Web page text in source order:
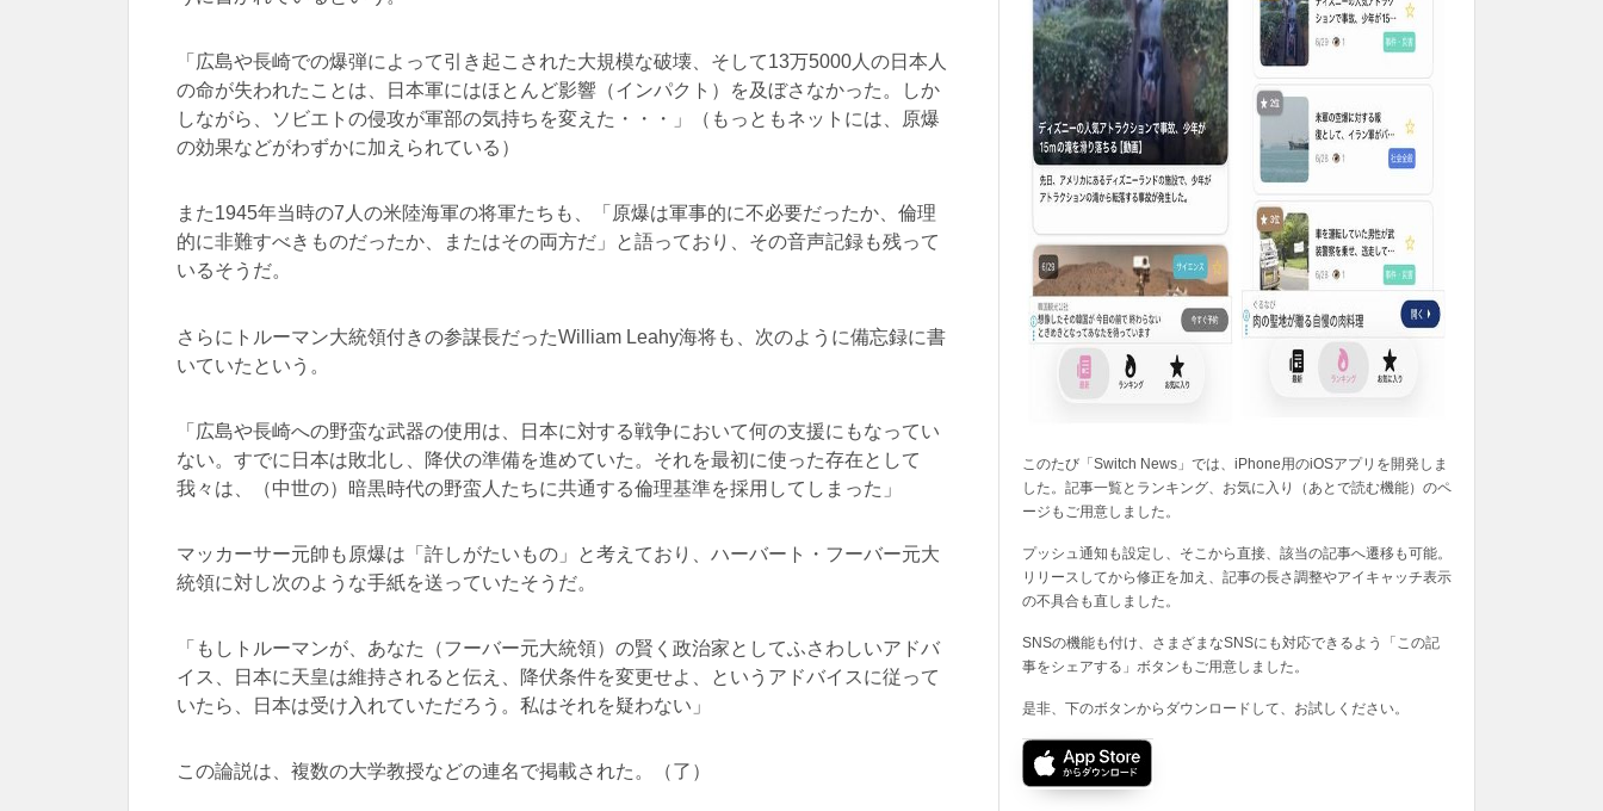
「広島や長崎での爆弾によって引き起こされた大規模な破壊、そして13万5000人の日本人
の命が失われたことは、日本軍にはほとんど影響（インパクト）を及ぼさなかった。しか
しながら、ソビエトの侵攻が軍部の気持ちを変えた・・・」（もっともネットには、原爆
の効果などがわずかに加えられている）
また1945年当時の7人の米陸海軍の将軍たちも、「原爆は軍事的に不必要だったか、倫理
的に非難すべきものだったか、またはその両方だ」と語っており、その音声記録も残って
いるそうだ。
さらにトルーマン大統領付きの参謀長だったWilliam Leahy海将も、次のように備忘録に書
いていたという。
「広島や長崎への野蛮な武器の使用は、日本に対する戦争において何の支援にもなってい
ない。すでに日本は敗北し、降伏の準備を進めていた。それを最初に使った存在として
我々は、（中世の）暗黒時代の野蛮人たちに共通する倫理基準を採用してしまった」
マッカーサー元帥も原爆は「許しがたいもの」と考えており、ハーバート・フーバー元大
統領に対し次のような手紙を送っていたそうだ。
「もしトルーマンが、あなた（フーバー元大統領）の賢く政治家としてふさわしいアドバ
イス、日本に天皇は維持されると伝え、降伏条件を変更せよ、というアドバイスに従って
いたら、日本は受け入れていただろう。私はそれを疑わない」
この論説は、複数の大学教授などの連名で掲載された。（了）
このたび「Switch News」では、iPhone用のiOSアプリを開発しま
した。記事一覧とランキング、お気に入り（あとで読む機能）のペ
ージもご用意しました。
プッシュ通知も設定し、そこから直接、該当の記事へ遷移も可能。
リリースしてから修正を加え、記事の長さ調整やアイキャッチ表示
の不具合も直しました。
SNSの機能も付け、さまざまなSNSにも対応できるよう「この記
事をシェアする」ボタンもご用意しました。
是非、下のボタンからダウンロードして、お試しください。